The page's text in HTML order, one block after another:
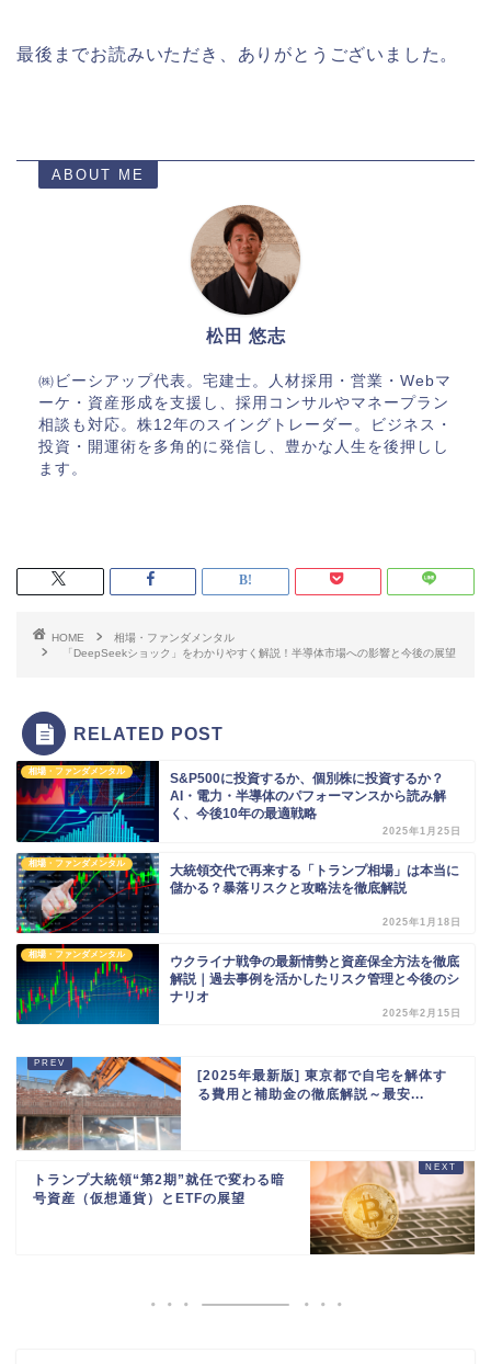
最後までお読みいただき、ありがとうございました。
ABOUT ME
松田 悠志
㈱ビーシアップ代表。宅建士。人材採用・営業・Webマ
ーケ・資産形成を支援し、採用コンサルやマネープラン
相談も対応。株12年のスイングトレーダー。ビジネス・
投資・開運術を多角的に発信し、豊かな人生を後押しし
ます。
HOME
相場・ファンダメンタル
「DeepSeekショック」をわかりやすく解説！半導体市場への影響と今後の展望
RELATED POST
相場・ファンダメンタル
S&P500に投資するか、個別株に投資するか？
AI・電力・半導体のパフォーマンスから読み解
く、今後10年の最適戦略
2025年1月25日
相場・ファンダメンタル
大統領交代で再来する「トランプ相場」は本当に
儲かる？暴落リスクと攻略法を徹底解説
2025年1月18日
相場・ファンダメンタル
ウクライナ戦争の最新情勢と資産保全方法を徹底
解説｜過去事例を活かしたリスク管理と今後のシ
ナリオ
2025年2月15日
[2025年最新版] 東京都で自宅を解体す
る費用と補助金の徹底解説～最安...
トランプ大統領“第2期”就任で変わる暗
号資産（仮想通貨）とETFの展望